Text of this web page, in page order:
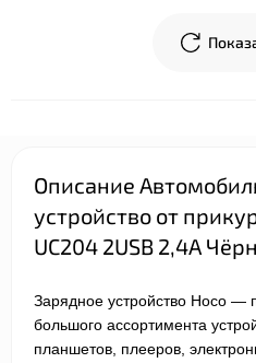
Описание
устройство от
UC204 2USB 2,4A
Зарядное устройство Hoco —
большого ассортимента
планшетов, плееров,